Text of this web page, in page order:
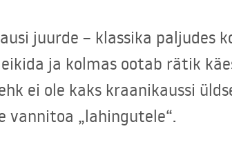
juurde – klassika paljudes
ja kolmas ootab rätik
ei ole kaks kraanikaussi
vannitoa „lahingutele“.